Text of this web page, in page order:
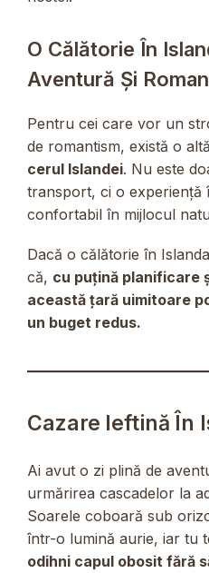
O Călătorie În
Aventură Și
Pentru cei care vor un
de romantism, există o
cerul Islandei. Nu este
transport, ci o experiență
confortabil în mijlocul
Dacă o călătorie în
că, cu puțină planificare
această țară uimitoare
un buget redus.
Cazare Ieftină În
Ai avut o zi plină de
urmărirea cascadelor la
Soarele coboară sub
într-o lumină aurie, iar tu
odihni capul obosit fără